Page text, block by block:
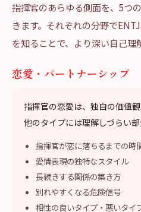
指揮官のあらゆる側面を、5つ
きます。それぞれの分野で
を知ることで、より深い自己理
恋愛・パートナーシップ
指揮官の恋愛は、独自の価値
他のタイプには理解しづらい部
指揮官が恋に落ちるまでの時
愛情表現の独特なスタイル
長続きする関係の築き方
別れやすくなる危険信号
相性の良いタイプ・悪いタイ